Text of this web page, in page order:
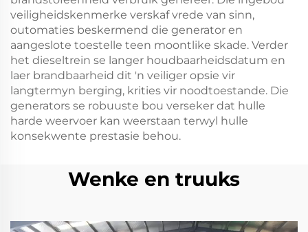
veiligheidskenmerke verskaf vrede van sinn,
outomaties beskermend die generator en
aangeslote toestelle teen moontlike skade. Verder
het dieseltrein se langer houdbaarheidsdatum en
laer brandbaarheid dit 'n veiliger opsie vir
langtermyn berging, krities vir noodtoestande. Die
generators se robuuste bou verseker dat hulle
harde weervoer kan weerstaan terwyl hulle
konsekwente prestasie behou.
Wenke en truuks